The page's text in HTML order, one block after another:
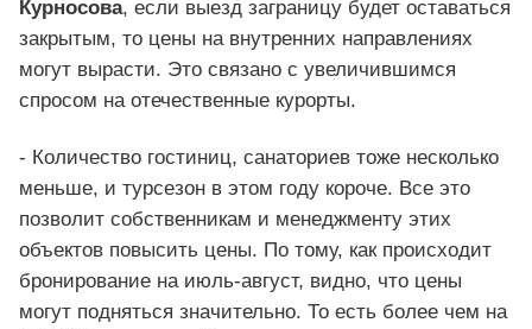
Курносова, если выезд заграницу будет оставаться
закрытым, то цены на внутренних направлениях
могут вырасти. Это связано с увеличившимся
спросом на отечественные курорты.
- Количество гостиниц, санаториев тоже несколько
меньше, и турсезон в этом году короче. Все это
позволит собственникам и менеджменту этих
объектов повысить цены. По тому, как происходит
бронирование на июль-август, видно, что цены
могут подняться значительно. То есть более чем на